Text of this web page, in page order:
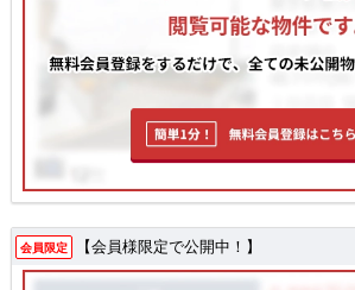
会員限定 【会員様限定で公開中！】